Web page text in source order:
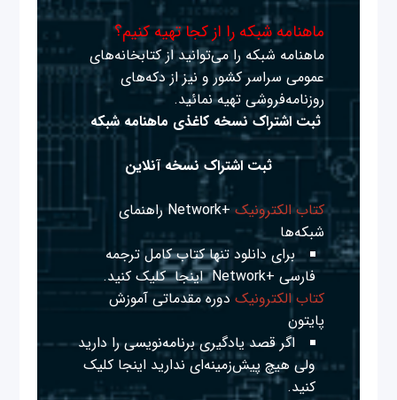
ماهنامه شبکه را از کجا تهیه کنیم؟
ماهنامه شبکه را می‌توانید از کتابخانه‌های
عمومی سراسر کشور و نیز از دکه‌های
روزنامه‌فروشی تهیه نمائید.
ثبت اشتراک نسخه کاغذی ماهنامه شبکه
ثبت اشتراک نسخه آنلاین
کتاب الکترونیک
+Network راهنمای
شبکه‌ها
برای دانلود تنها کتاب کامل ترجمه
فارسی +Network
اینجا کلیک کنید.
کتاب الکترونیک دوره مقدماتی آموزش
پایتون
اگر قصد یادگیری برنامه‌نویسی را دارید
ولی هیچ پیش‌زمینه‌ای نداریداینجا کلیک
کنید.